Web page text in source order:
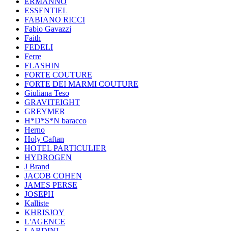
ESSENTIEL
FABIANO RICCI
Fabio Gavazzi
Faith
FEDELI
Ferre
FLASHIN
FORTE COUTURE
FORTE DEI MARMI COUTURE
Giuliana Teso
GRAVITEIGHT
GREYMER
H*D*S*N baracco
Herno
Holy Caftan
HOTEL PARTICULIER
HYDROGEN
J Brand
JACOB COHEN
JAMES PERSE
JOSEPH
Kalliste
KHRISJOY
L'AGENCE